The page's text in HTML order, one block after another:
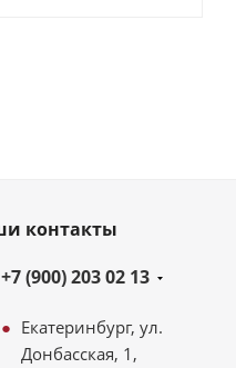
контакты
+7 (900) 203 02 13
Екатеринбург, ул.
Донбасская, 1,